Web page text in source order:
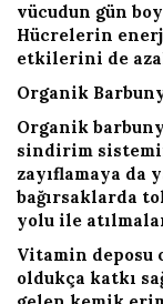
vücudun gün
Hücrelerin
etkilerini de
Organik
Organik
sindirim
zayıflamaya da
bağırsaklarda
yolu ile
Vitamin deposu
oldukça katkı